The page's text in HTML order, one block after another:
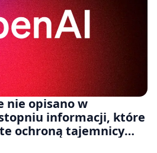
nie opisano w
informacji, które
ochroną tajemnicy
żąda odrzucenia